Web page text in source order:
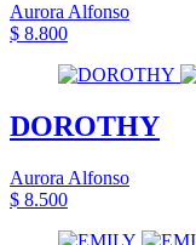
Aurora Alfonso
$ 8.800
DOROTHY
Aurora Alfonso
$ 8.500